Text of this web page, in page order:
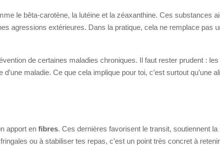
le bêta-carotène, la lutéine et la zéaxanthine. Ces substances
agressions extérieures. Dans la pratique, cela ne remplace pas
de certaines maladies chroniques. Il faut rester prudent :
maladie. Ce que cela implique pour toi, c’est surtout
apport en fibres. Ces dernières favorisent le transit, soutiennent
ou à stabiliser tes repas, c’est un point très concret à